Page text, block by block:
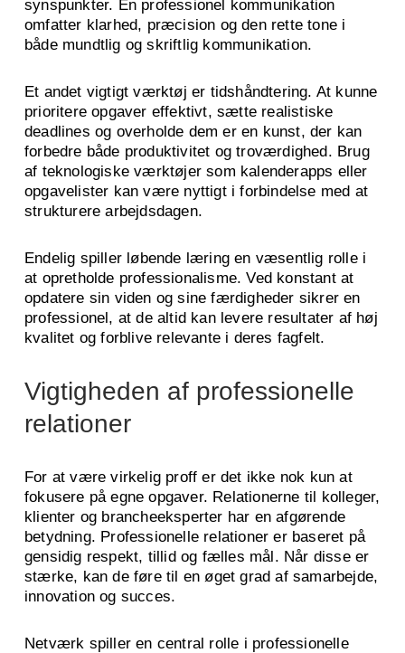
synspunkter. En professionel kommunikation
omfatter klarhed, præcision og den rette tone i
både mundtlig og skriftlig kommunikation.
Et andet vigtigt værktøj er tidshåndtering. At kunne
prioritere opgaver effektivt, sætte realistiske
deadlines og overholde dem er en kunst, der kan
forbedre både produktivitet og troværdighed. Brug
af teknologiske værktøjer som kalenderapps eller
opgavelister kan være nyttigt i forbindelse med at
strukturere arbejdsdagen.
Endelig spiller løbende læring en væsentlig rolle i
at opretholde professionalisme. Ved konstant at
opdatere sin viden og sine færdigheder sikrer en
professionel, at de altid kan levere resultater af høj
kvalitet og forblive relevante i deres fagfelt.
Vigtigheden af professionelle
relationer
For at være virkelig proff er det ikke nok kun at
fokusere på egne opgaver. Relationerne til kolleger,
klienter og brancheeksperter har en afgørende
betydning. Professionelle relationer er baseret på
gensidig respekt, tillid og fælles mål. Når disse er
stærke, kan de føre til en øget grad af samarbejde,
innovation og succes.
Netværk spiller en central rolle i professionelle